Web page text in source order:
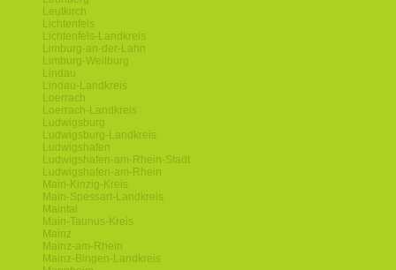
Leutkirch
Lichtenfels
Lichtenfels-Landkreis
Limburg-an-der-Lahn
Limburg-Weilburg
Lindau
Lindau-Landkreis
Loerrach
Loerrach-Landkreis
Ludwigsburg
Ludwigsburg-Landkreis
Ludwigshafen
Ludwigshafen-am-Rhein-Stadt
Ludwigshafen-am-Rhein
Main-Kinzig-Kreis
Main-Spessart-Landkreis
Maintal
Main-Taunus-Kreis
Mainz
Mainz-am-Rhein
Mainz-Bingen-Landkreis